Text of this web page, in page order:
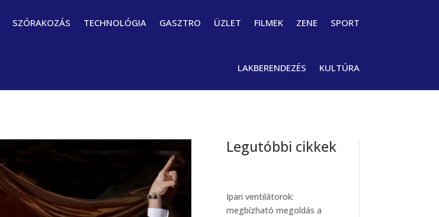
SZÓRAKOZÁS TECHNOLÓGIA GASZTRO ÜZLET FILMEK ZENE SPORT
LAKBERENDEZÉS KULTÚRA
Legutóbbi cikkek
Ipari ventilátorok:
megbízható megoldás a